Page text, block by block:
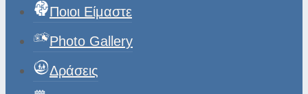
Ποιοι Είμαστε
Photo Gallery
Δράσεις